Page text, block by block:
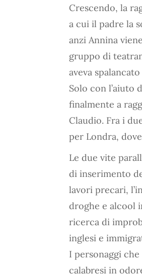
Crescendo, la
a cui il padre la
anzi Annina
gruppo di
aveva
Solo con l’aiuto
finalmente a
Claudio. Fra i
per Londra,
Le due vite
di inserimento
lavori precari,
droghe e alcool
ricerca di
inglesi e
I personaggi
calabresi in